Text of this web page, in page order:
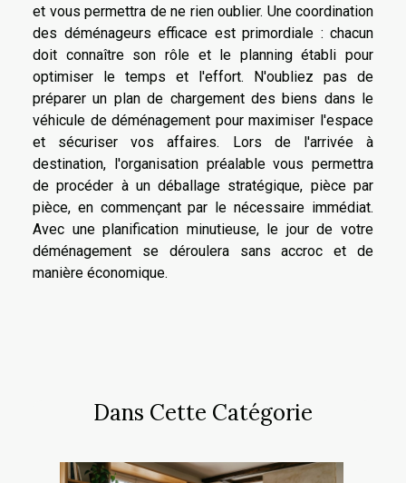
et vous permettra de ne rien oublier. Une coordination
des déménageurs efficace est primordiale : chacun
doit connaître son rôle et le planning établi pour
optimiser le temps et l'effort. N'oubliez pas de
préparer un plan de chargement des biens dans le
véhicule de déménagement pour maximiser l'espace
et sécuriser vos affaires. Lors de l'arrivée à
destination, l'organisation préalable vous permettra
de procéder à un déballage stratégique, pièce par
pièce, en commençant par le nécessaire immédiat.
Avec une planification minutieuse, le jour de votre
déménagement se déroulera sans accroc et de
manière économique.
Dans Cette Catégorie